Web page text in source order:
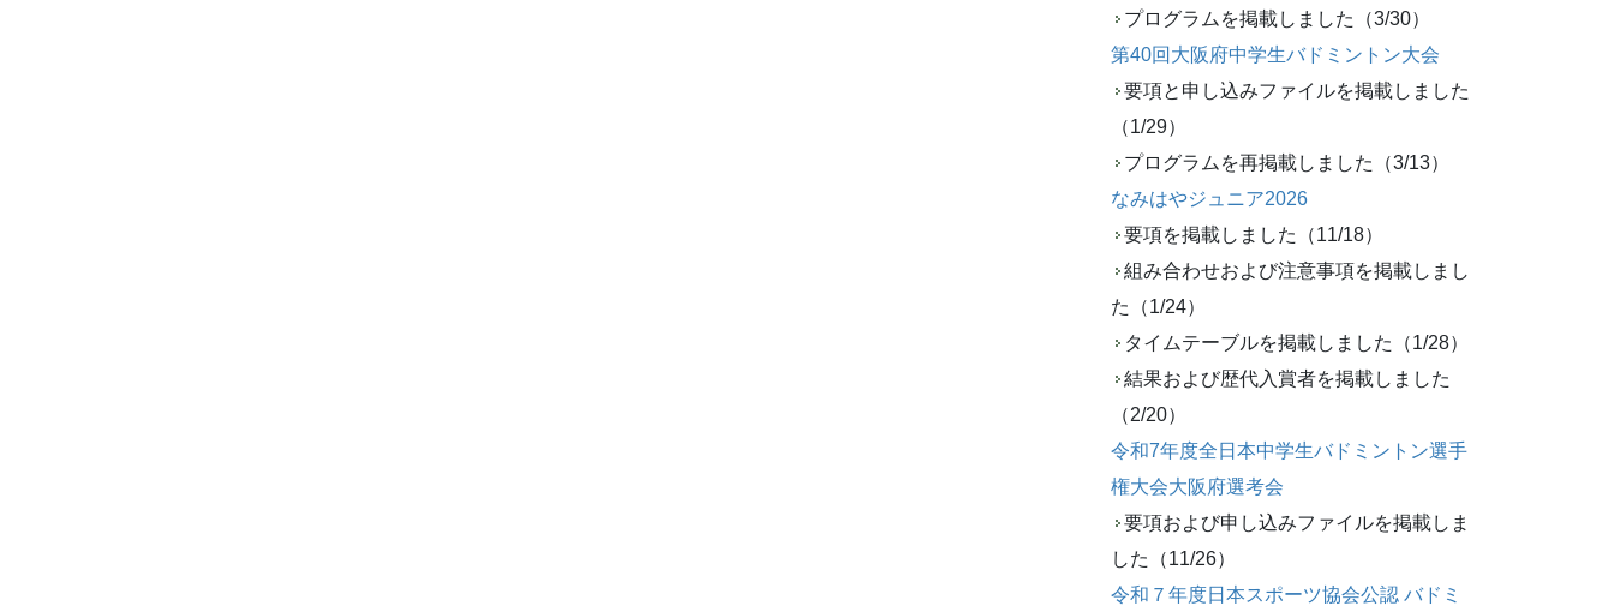
プログラムを掲載しました（3/30）
第40回大阪府中学生バドミントン大会
要項と申し込みファイルを掲載しました
（1/29）
プログラムを再掲載しました（3/13）
なみはやジュニア2026
要項を掲載しました（11/18）
組み合わせおよび注意事項を掲載しまし
た（1/24）
タイムテーブルを掲載しました（1/28）
結果および歴代入賞者を掲載しました
（2/20）
令和7年度全日本中学生バドミントン選手
権大会大阪府選考会
要項および申し込みファイルを掲載しま
した（11/26）
令和７年度日本スポーツ協会公認 バドミ